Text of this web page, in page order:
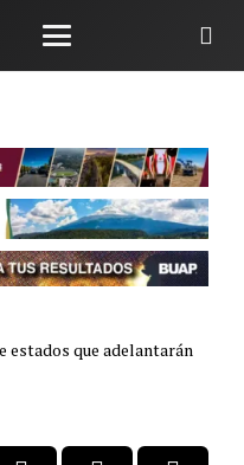
estados que adelantarán